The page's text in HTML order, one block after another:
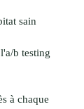
sain
b testing
à chaque